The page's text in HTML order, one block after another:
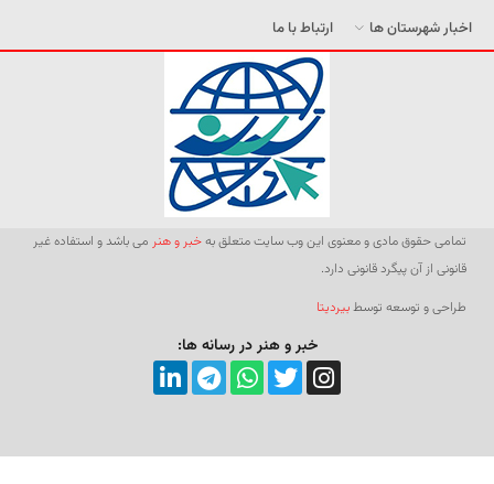
اخبار شهرستان ها
ارتباط با ما
تمامی حقوق مادی و معنوی این وب سایت متعلق بهخبر و هنر می باشد و استفاده غیر
قانونی از آن پیگرد قانونی دارد.
طراحی و توسعه توسطبیردیتا
خبر و هنر در رسانه ها: